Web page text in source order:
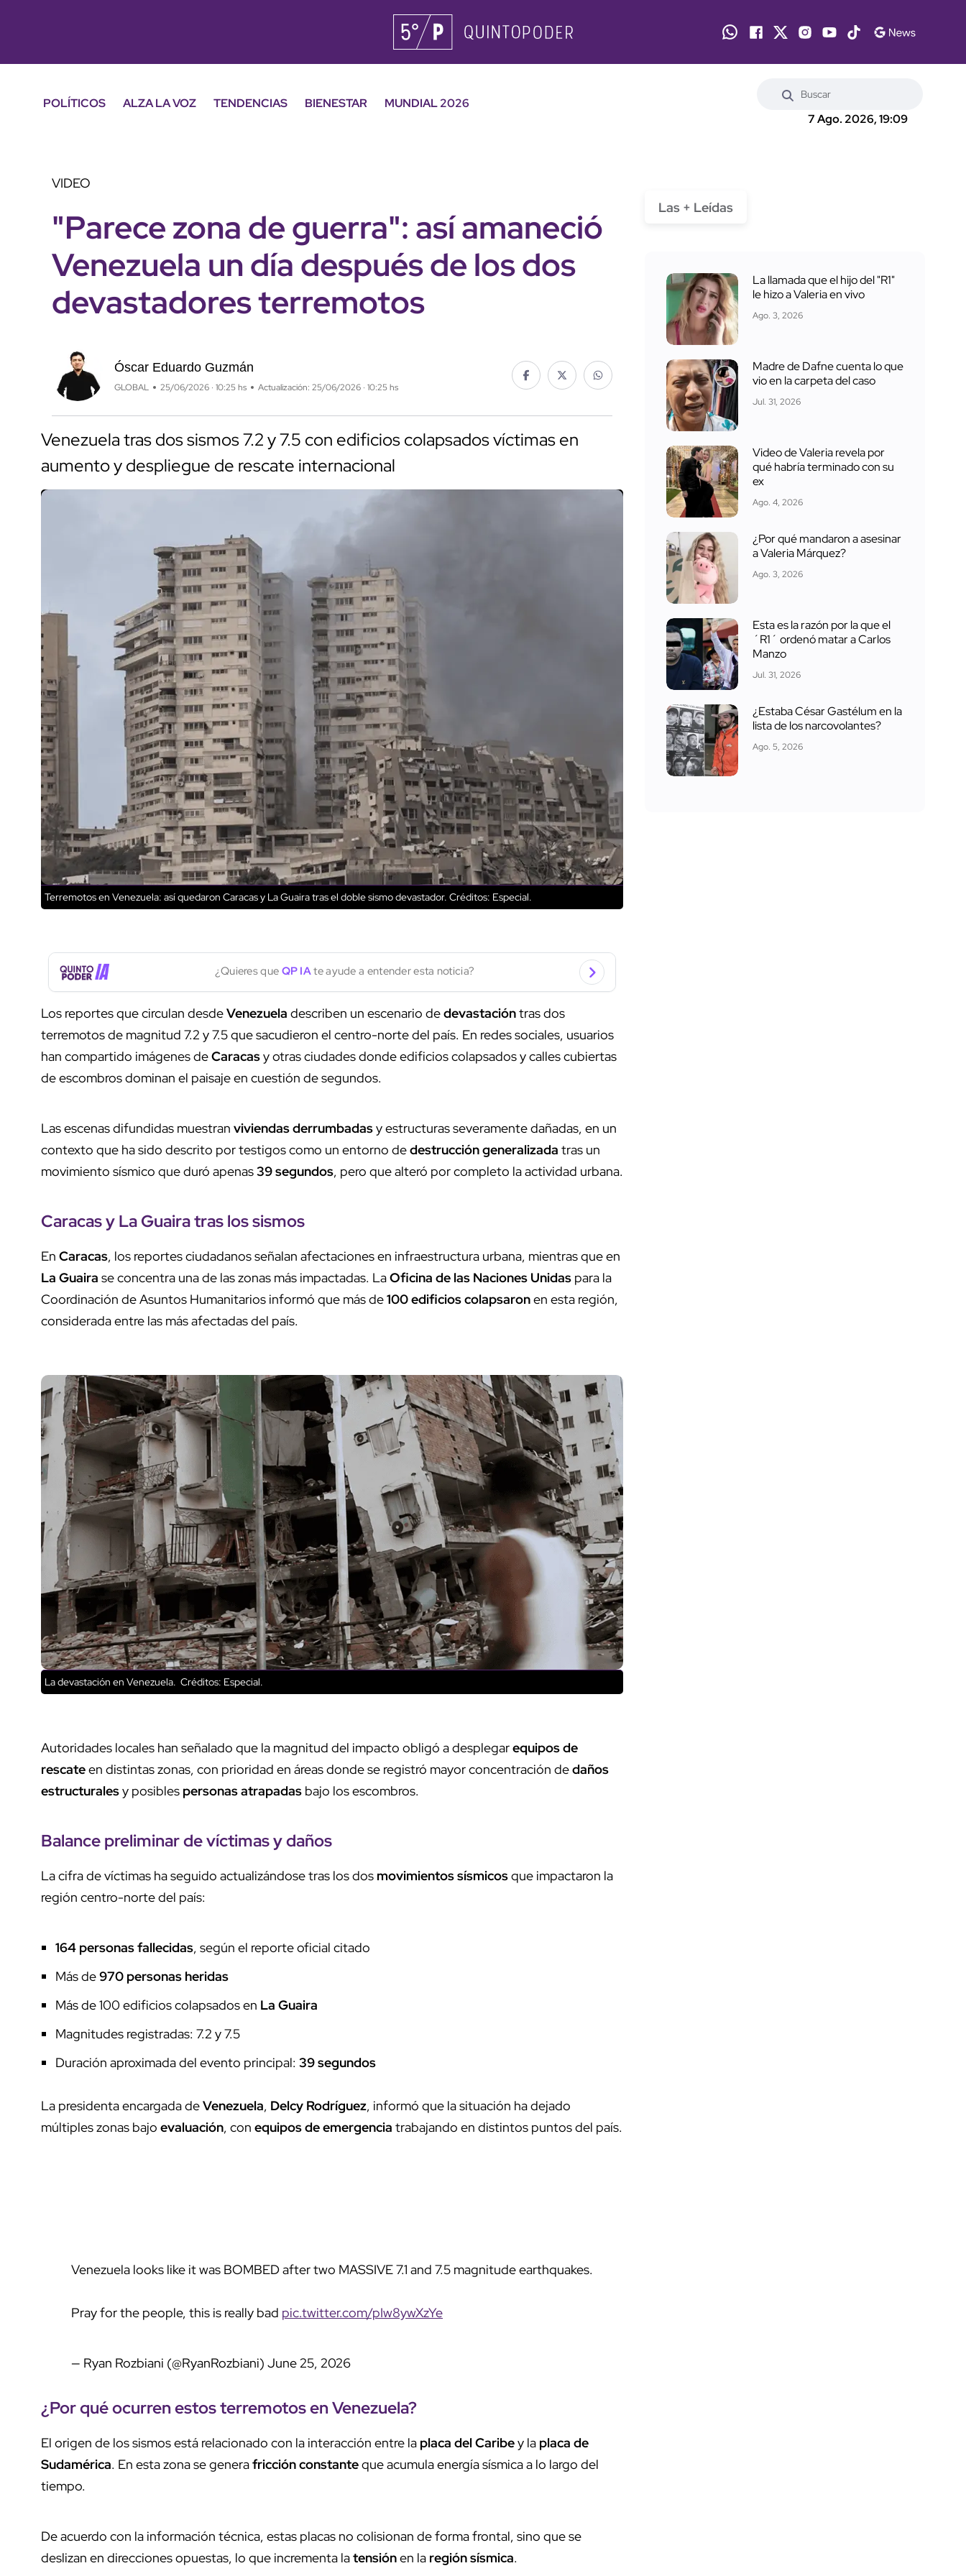
POLÍTICOS ALZA LA VOZ TENDENCIAS BIENESTAR
MUNDIAL 2026
7 Ago. 2026, 19:09
VIDEO
"Parece zona de guerra": así amaneció
Venezuela un día después de los dos
devastadores terremotos
Óscar Eduardo Guzmán
GLOBAL 25/06/2026 · 10:25 hs Actualización: 25/06/2026 · 10:25 hs
Venezuela tras dos sismos 7.2 y 7.5 con edificios colapsados víctimas en
aumento y despliegue de rescate internacional
Terremotos en Venezuela: así quedaron Caracas y La Guaira tras el doble sismo devastador. Créditos: Especial.
¿Quieres que QP IAte ayude a entender esta noticia?
Los reportes que circulan desdeVenezuela describen un escenario dedevastacióntras dos
terremotos de magnitud 7.2 y 7.5 que sacudieron el centro-norte del país. En redes sociales, usuarios
han compartido imágenes deCaracasy otras ciudades donde edificios colapsados y calles cubiertas
de escombros dominan el paisaje en cuestión de segundos.
Las escenas difundidas muestran viviendas derrumbadasy estructuras severamente dañadas, en un
contexto que ha sido descrito por testigos como un entorno dedestrucción generalizada tras un
movimiento sísmico que duró apenas39 segundos, pero que alteró por completo la actividad urbana.
CaracasyLa Guairatras los sismos
En Caracas, los reportes ciudadanos señalan afectaciones en infraestructura urbana, mientras que en
La Guaira se concentra una de las zonas más impactadas. LaOficina de las Naciones Unidas para la
Coordinación de Asuntos Humanitarios informó que más de100 edificios colapsaronen esta región,
considerada entre las más afectadas del país.
La devastación en Venezuela. Créditos: Especial.
Autoridades locales han señalado que la magnitud del impacto obligó a desplegarequipos de
rescateen distintas zonas, con prioridad en áreas donde se registró mayor concentración dedaños
estructuralesy posibles personas atrapadas bajo los escombros.
Balance preliminar de víctimas y daños
La cifra de víctimas ha seguido actualizándose tras los dos movimientos sísmicosque impactaron la
región centro-norte del país:
164 personas fallecidas, según el reporte oficial citado
Más de970 personas heridas
Más de 100 edificios colapsados en La Guaira
Magnitudes registradas: 7.2 y 7.5
Duración aproximada del evento principal: 39 segundos
La presidenta encargada deVenezuela, Delcy Rodríguez, informó que la situación ha dejado
múltiples zonas bajo evaluación, con equipos de emergencia trabajando en distintos puntos del país.
Venezuela looks like it was BOMBED after two MASSIVE 7.1 and 7.5 magnitude earthquakes.
Pray for the people, this is really bad pic.twitter.com/pIw8ywXzYe
— Ryan Rozbiani (@RyanRozbiani) June 25, 2026
¿Por qué ocurren estos terremotos enVenezuela?
El origen de los sismos está relacionado con la interacción entre la placa del Caribey la placa de
Sudamérica. En esta zona se generafricción constanteque acumula energía sísmica a lo largo del
tiempo.
De acuerdo con la información técnica, estas placas no colisionan de forma frontal, sino que se
deslizan en direcciones opuestas, lo que incrementa latensiónen la región sísmica.
Las + Leídas
La llamada que el hijo del "R1"
le hizo a Valeria en vivo
Ago. 3, 2026
Madre de Dafne cuenta lo que
vio en la carpeta del caso
Jul. 31, 2026
Video de Valeria revela por
qué habría terminado con su
ex
Ago. 4, 2026
¿Por qué mandaron a asesinar
a Valeria Márquez?
Ago. 3, 2026
Esta es la razón por la que el
´R1´ ordenó matar a Carlos
Manzo
Jul. 31, 2026
¿Estaba César Gastélum en la
lista de los narcovolantes?
Ago. 5, 2026